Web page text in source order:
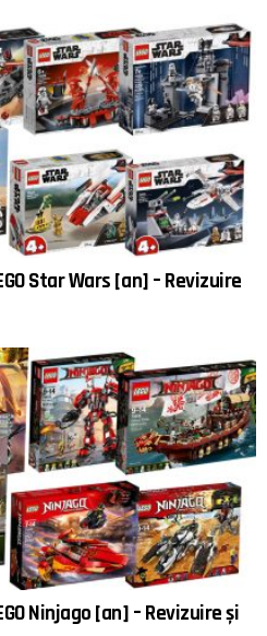
Star Wars [an] – Revizuire
Ninjago [an] – Revizuire și